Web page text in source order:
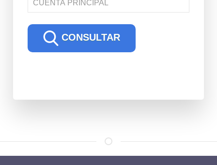
CONSULTAR